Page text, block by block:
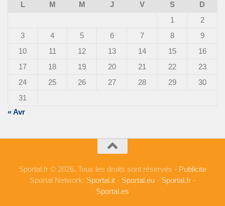
L
M M J V S
D
1
2
3
4 5 6 7 8
9
10
11 12 13 14 15
16
17
18 19 20 21 22
23
24
25 26 27 28 29
30
31
« Avr
Sportal.fr © 2026. Tous les droits sont réservés - Publicite
Sportal Network: Sportal.it - Sportal.eu - Sportal.fr -
Sportal.es